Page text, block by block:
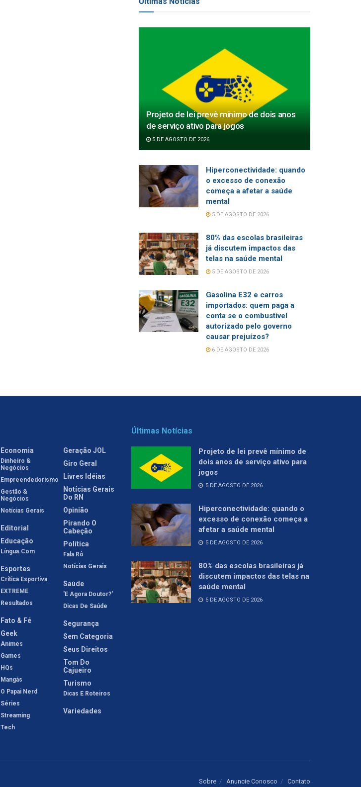
Projeto de lei prevê mínimo de dois anos
de serviço ativo para jogos
5 DE AGOSTO DE 2026
Hiperconectividade: quando
o excesso de conexão
começa a afetar a saúde
mental
5 DE AGOSTO DE 2026
80% das escolas brasileiras
já discutem impactos das
telas na saúde mental
5 DE AGOSTO DE 2026
Gasolina E32 e carros
importados: quem paga a
conta se o combustível
autorizado pelo governo
causar prejuízos?
6 DE AGOSTO DE 2026
Economia
Dinheiro &
Negócios
Empreendedorismo
Gestão &
Negócios
Notícias Gerais
Editorial
Educação
Língua.com
Esportes
Crítica Esportiva
EXTREME
Resultados
Fato & Fé
Geek
Animes
Games
HQs
Mangás
O Papai Nerd
Séries
Streaming
Tech
Geração JOL
Giro Geral
Livres Idéias
Notícias Gerais
Do RN
Opinião
Pirando O
Cabeção
Política
Fala Rô
Notícias Gerais
Saúde
'E Agora Doutor?'
Dicas De Saúde
Segurança
Sem Categoria
Seus Direitos
Tom Do
Cajueiro
Turismo
Dicas E Roteiros
Variedades
Últimas Notícias
Projeto de lei prevê mínimo de
dois anos de serviço ativo para
jogos
5 DE AGOSTO DE 2026
Hiperconectividade: quando o
excesso de conexão começa a
afetar a saúde mental
5 DE AGOSTO DE 2026
80% das escolas brasileiras já
discutem impactos das telas na
saúde mental
5 DE AGOSTO DE 2026
Sobre Anuncie Conosco Contato